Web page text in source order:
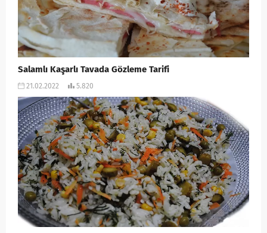
Salamlı Kaşarlı Tavada Gözleme Tarifi
21.02.2022 5.820